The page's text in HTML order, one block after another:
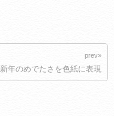
prev»
新年のめでたさを色紙に表現